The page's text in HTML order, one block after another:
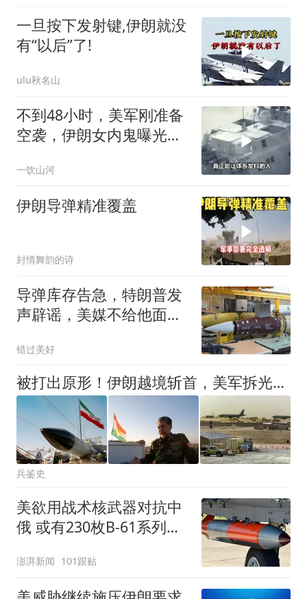
一旦按下发射键,伊朗就没
有“以后”了!
ulu秋名山
不到48小时，美军刚准备
空袭，伊朗女内鬼曝光，
一饮山河
伊朗导弹精准覆盖
封情舞韵的诗
导弹库存告急，特朗普发
声辟谣，美媒不给他面
错过美好
被打出原形！伊朗越境斩首，美军拆光爱国者开溜，库尔德彻底被卖
兵鉴史
美欲用战术核武器对抗中
俄 或有230枚B-61系列核
澎湃新闻 101跟贴